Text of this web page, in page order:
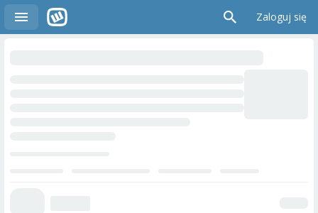
Zaloguj się